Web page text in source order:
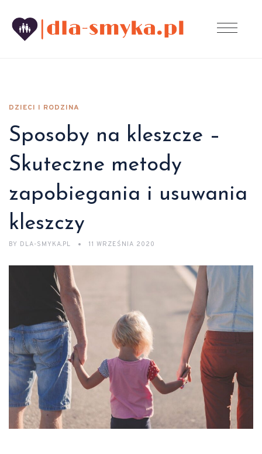
DZIECI I RODZINA
Sposoby na kleszcze –
Skuteczne metody
zapobiegania i usuwania
kleszczy
BY DLA-SMYKA.PL 11 WRZEŚNIA 2020